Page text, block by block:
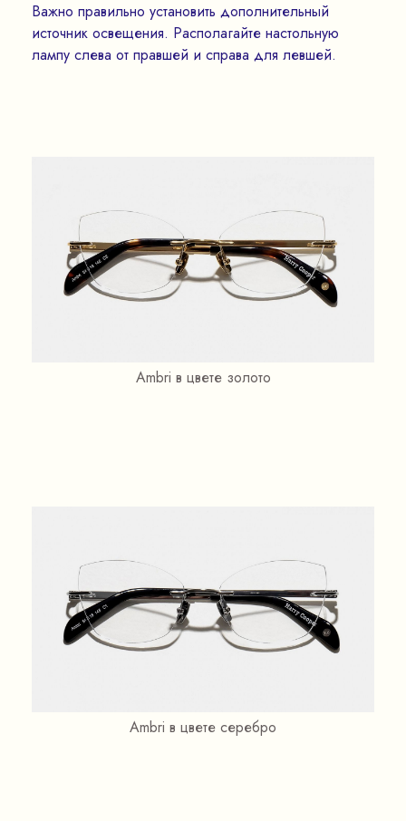
Важно правильно установить дополнительный
источник освещения. Располагайте настольную
лампу слева от правшей и справа для левшей.
Ambri в цвете серебро
Ambri в цвете золото